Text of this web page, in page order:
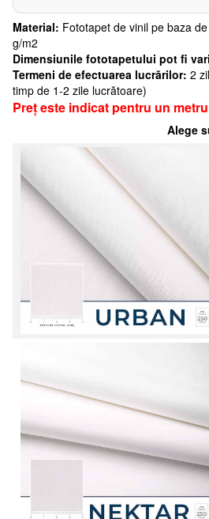
Material: Fototapet de vinil pe baza
g/m2
Dimensiunile fototapetului pot fi
Termeni de efectuarea lucrărilor: 2
timp de 1-2 zile lucrătoare)
Preț este indicat pentru un
Alege